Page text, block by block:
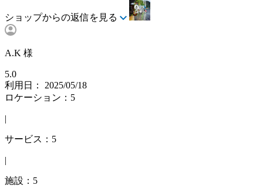
ショップからの返信を見る
A.K 様
5.0
利用日： 2025/05/18
ロケーション：5
|
サービス：5
|
施設：5